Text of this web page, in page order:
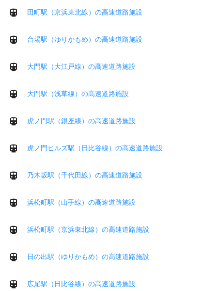
田町駅（京浜東北線）の高速道路施設
台場駅（ゆりかもめ）の高速道路施設
大門駅（大江戸線）の高速道路施設
大門駅（浅草線）の高速道路施設
虎ノ門駅（銀座線）の高速道路施設
虎ノ門ヒルズ駅（日比谷線）の高速道路施設
乃木坂駅（千代田線）の高速道路施設
浜松町駅（山手線）の高速道路施設
浜松町駅（京浜東北線）の高速道路施設
日の出駅（ゆりかもめ）の高速道路施設
広尾駅（日比谷線）の高速道路施設